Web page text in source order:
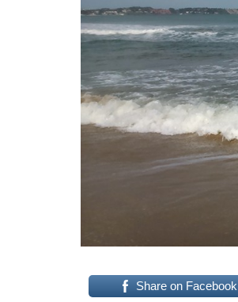
Share on Facebook